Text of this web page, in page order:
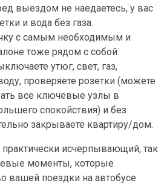
выездом не наедаетесь, у вас
и вода без газа.
с самым необходимым и
тоже рядом с собой.
утюг, свет, газ,
проверяете розетки (можете
все ключевые узлы в
спокойствия) и без
закрываете квартиру/дом.
практически исчерпывающий, так
моменты, которые
вашей поездки на автобусе